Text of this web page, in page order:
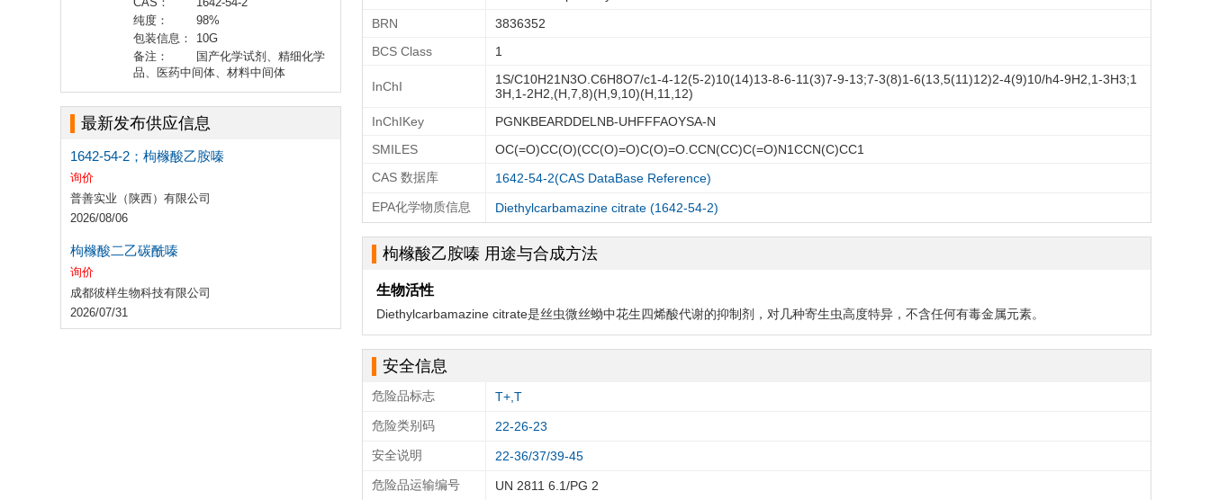
纯度：
98%
包装信息：
10G
备注：
国产化学试剂、精细化学
品、医药中间体、材料中间体
最新发布供应信息
1642-54-2；枸橼酸乙胺嗪
询价
普善实业（陕西）有限公司
2026/08/06
枸橼酸二乙碳酰嗪
询价
成都彼样生物科技有限公司
2026/07/31
BRN
3836352
BCS Class
1
InChI
1S/C10H21N3O.C6H8O7/c1-4-12(5-2)10(14)13-8-6-11(3)7-9-13;7-3(8)1-6(13,5(11)12)2-4(9)10/h4-9H2,1-3H3;1
3H,1-2H2,(H,7,8)(H,9,10)(H,11,12)
InChIKey
PGNKBEARDDELNB-UHFFFAOYSA-N
SMILES
OC(=O)CC(O)(CC(O)=O)C(O)=O.CCN(CC)C(=O)N1CCN(C)CC1
CAS 数据库
1642-54-2(CAS DataBase Reference)
EPA化学物质信息
Diethylcarbamazine citrate (1642-54-2)
枸橼酸乙胺嗪 用途与合成方法
生物活性
Diethylcarbamazine citrate是丝虫微丝蚴中花生四烯酸代谢的抑制剂，对几种寄生虫高度特异，不含任何有毒金属元素。
安全信息
危险品标志
T+,T
危险类别码
22-26-23
安全说明
22-36/37/39-45
危险品运输编号
UN 2811 6.1/PG 2